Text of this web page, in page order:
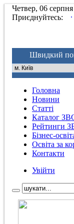
Четвер, 06
Приєднуйтесь:
.
Швидкий
Головна
Новини
Статті
Каталог
Рейтинги
Бізнес-
Освіта за
Контакти
Увійти